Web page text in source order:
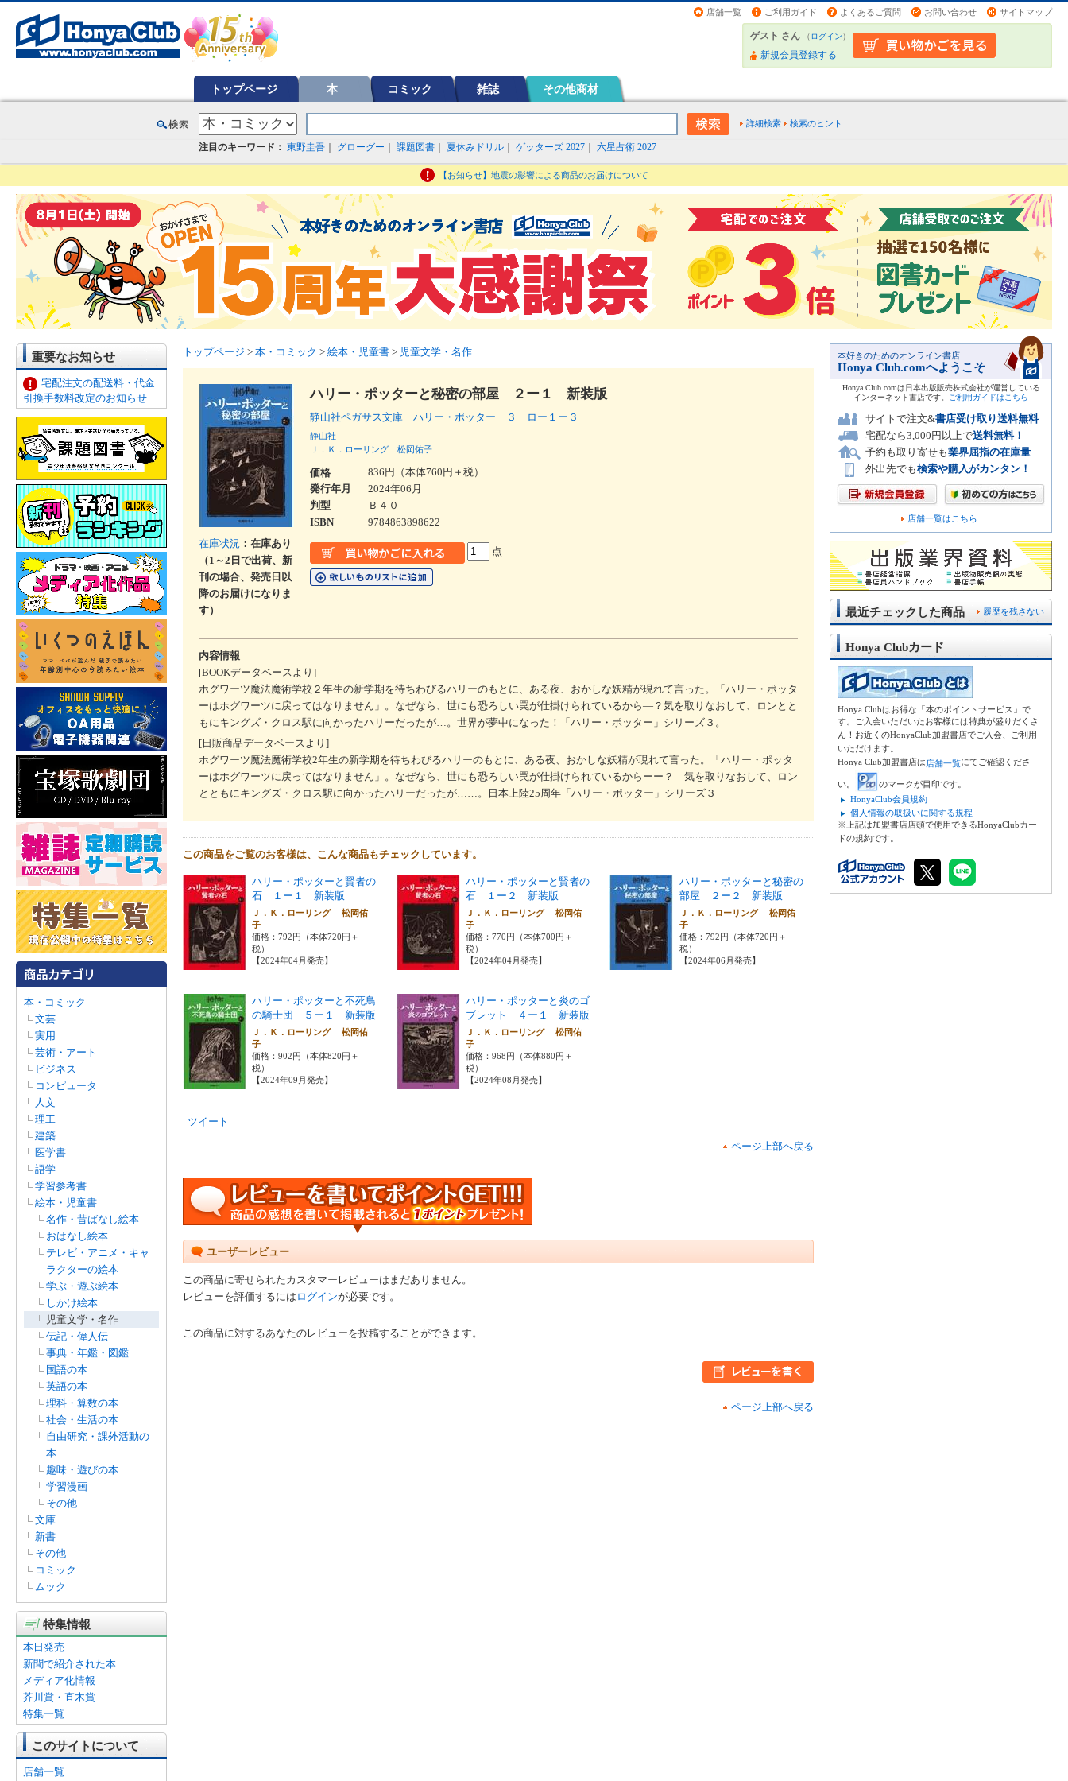
店舗一覧 ご利用ガイド よくあるご質問 お問い合わせ サイトマップ
ゲスト さん （ログイン）
新規会員登録する
トップページ 本 コミック 雑誌 その他商材
詳細検索 検索のヒント
注目のキーワード： 東野圭吾 グローグー 課題図書 夏休みドリル ゲッターズ 2027 六星占術 2027
【お知らせ】地震の影響による商品のお届けについて
重要なお知らせ
宅配注文の配送料・代金
引換手数料改定のお知らせ
本・コミック
文芸
実用
芸術・アート
ビジネス
コンピュータ
人文
理工
建築
医学書
語学
学習参考書
絵本・児童書
名作・昔ばなし絵本
おはなし絵本
テレビ・アニメ・キャ
ラクターの絵本
学ぶ・遊ぶ絵本
しかけ絵本
児童文学・名作
伝記・偉人伝
事典・年鑑・図鑑
国語の本
英語の本
理科・算数の本
社会・生活の本
自由研究・課外活動の
本
趣味・遊びの本
学習漫画
その他
文庫
新書
その他
コミック
ムック
特集情報
本日発売
新聞で紹介された本
メディア化情報
芥川賞・直木賞
特集一覧
このサイトについて
店舗一覧
トップページ > 本・コミック > 絵本・児童書 > 児童文学・名作
在庫状況 ：在庫あり
（1～2日で出荷、新
刊の場合、発売日以
降のお届けになりま
す）
ハリー・ポッターと秘密の部屋 ２ー１ 新装版
静山社ペガサス文庫 ハリー・ポッター ３ ロー１ー３
静山社
Ｊ．Ｋ．ローリング
松岡佑子
価格
836円（本体760円＋税）
発行年月
2024年06月
判型
Ｂ４０
ISBN
9784863898622
点
内容情報
[BOOKデータベースより]
ホグワーツ魔法魔術学校２年生の新学期を待ちわびるハリーのもとに、ある夜、おかしな妖精が現れて言った。「ハリー・ポッタ
ーはホグワーツに戻ってはなりません」。なぜなら、世にも恐ろしい罠が仕掛けられているから―？気を取りなおして、ロンとと
もにキングズ・クロス駅に向かったハリーだったが…。世界が夢中になった！「ハリー・ポッター」シリーズ３。
[日販商品データベースより]
ホグワーツ魔法魔術学校2年生の新学期を待ちわびるハリーのもとに、ある夜、おかしな妖精が現れて言った。「ハリー・ポッタ
ーはホグワーツに戻ってはなりません」。なぜなら、世にも恐ろしい罠が仕掛けられているからーー？ 気を取りなおして、ロン
とともにキングズ・クロス駅に向かったハリーだったが……。日本上陸25周年「ハリー・ポッター」シリーズ３
この商品をご覧のお客様は、こんな商品もチェックしています。
ハリー・ポッターと賢者の
石 １ー１ 新装版
Ｊ．Ｋ．ローリング 松岡佑
子
価格：792円（本体720円＋
税）
【2024年04月発売】
ハリー・ポッターと賢者の
石 １ー２ 新装版
Ｊ．Ｋ．ローリング 松岡佑
子
価格：770円（本体700円＋
税）
【2024年04月発売】
ハリー・ポッターと秘密の
部屋 ２ー２ 新装版
Ｊ．Ｋ．ローリング 松岡佑
子
価格：792円（本体720円＋
税）
【2024年06月発売】
ハリー・ポッターと不死鳥
の騎士団 ５ー１ 新装版
Ｊ．Ｋ．ローリング 松岡佑
子
価格：902円（本体820円＋
税）
【2024年09月発売】
ハリー・ポッターと炎のゴ
ブレット ４ー１ 新装版
Ｊ．Ｋ．ローリング 松岡佑
子
価格：968円（本体880円＋
税）
【2024年08月発売】
ツイート
ページ上部へ戻る
ユーザーレビュー
この商品に寄せられたカスタマーレビューはまだありません。
レビューを評価するには ログインが必要です。
この商品に対するあなたのレビューを投稿することができます。
ページ上部へ戻る
本好きのためのオンライン書店
Honya Club.comへようこそ
Honya Club.comは日本出版販売株式会社が運営している
インターネット書店です。
ご利用ガイドはこちら
サイトで注文&書店受け取り送料無料
宅配なら3,000円以上で送料無料！
予約も取り寄せも業界屈指の在庫量
外出先でも検索や購入がカンタン！
店舗一覧はこちら
履歴を残さない
最近チェックした商品
Honya Clubカード
Honya Clubはお得な「本のポイントサービス」で
す。ご入会いただいたお客様には特典が盛りだくさ
ん！お近くのHonyaClub加盟書店でご入会、ご利用
いただけます。
Honya Club加盟書店は店舗一覧にてご確認くださ
い。
のマークが目印です。
HonyaClub会員規約
個人情報の取扱いに関する規程
※上記は加盟書店店頭で使用できるHonyaClubカー
ドの規約です。